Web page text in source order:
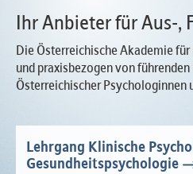
Ihr Anbieter für Aus-,
Die Österreichische Akademie
und praxisbezogen von
Österreichischer Psychologinnen
Lehrgang Klinische
Gesundheitspsychologie